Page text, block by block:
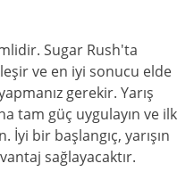
Sugar Rush'ta
ve en iyi sonucu elde
gerekir. Yarış
tam güç uygulayın ve ilk
İyi bir başlangıç, yarışın
sağlayacaktır.